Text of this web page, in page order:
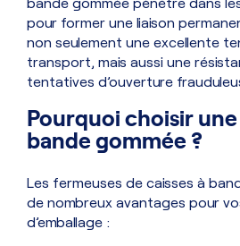
pour former une liaison
non seulement une excellente
transport, mais aussi une
tentatives d’ouverture
Pourquoi choisir
bande gommée ?
Les fermeuses de caisses à
de nombreux avantages pour
d’emballage :